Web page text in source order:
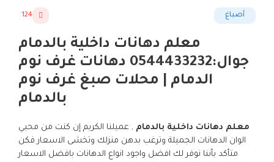
أصباغ 124
معلم دهانات داخلية بالدمام
جوال:0544433232 دهانات غرف نوم
الدمام | محلات صبغ غرف نوم
بالدمام
معلم دهانات داخلية بالدمام , عميلنا الكريم إن كنت من محبي
الوان الدهانات الجميلة وترغب بدهن منزلك وتخشى الاسعار فكن
متأكد بأننا نوفر لك افضل واجود انواع الدهانات بافضل الاسعار